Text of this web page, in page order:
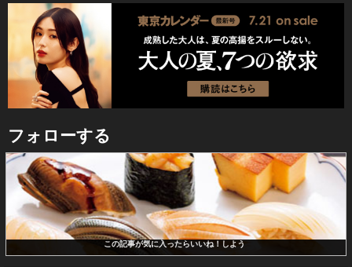
フォローする
この記事が気に入ったらいいね！しよう